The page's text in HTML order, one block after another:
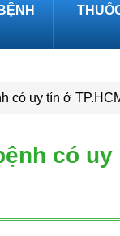
có uy tín ở
có uy